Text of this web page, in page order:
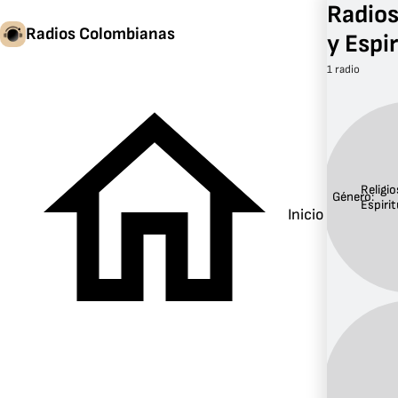
Radios Colombianas
Inicio
y
1 radio
Género: